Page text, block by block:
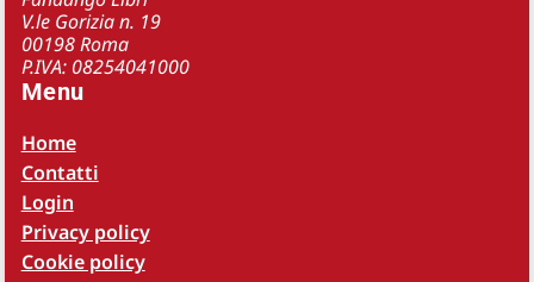
V.le Gorizia n. 19
00198 Roma
P.IVA: 08254041000
Menu
Home
Contatti
Login
Privacy policy
Cookie policy